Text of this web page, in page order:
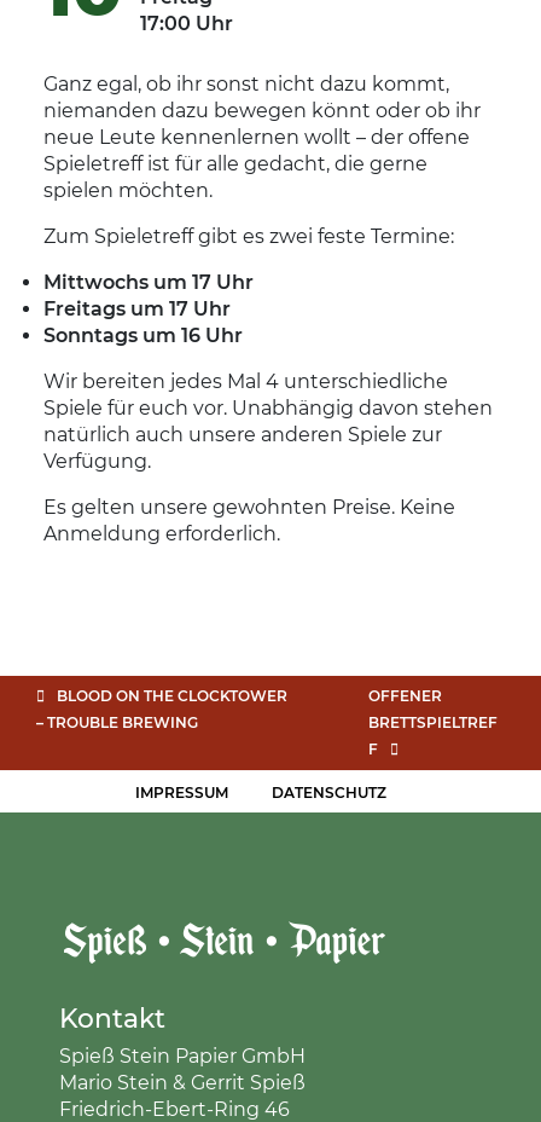
17:00 Uhr
Ganz egal, ob ihr sonst nicht dazu kommt,
niemanden dazu bewegen könnt oder ob ihr
neue Leute kennenlernen wollt – der offene
Spieletreff ist für alle gedacht, die gerne
spielen möchten.
Zum Spieletreff gibt es zwei feste Termine:
Mittwochs um 17 Uhr
Freitags um 17 Uhr
Sonntags um 16 Uhr
Wir bereiten jedes Mal 4 unterschiedliche
Spiele für euch vor. Unabhängig davon stehen
natürlich auch unsere anderen Spiele zur
Verfügung.
Es gelten unsere gewohnten Preise. Keine
Anmeldung erforderlich.
BLOOD ON THE CLOCKTOWER
– TROUBLE BREWING
OFFENER
BRETTSPIELTREF
F
IMPRESSUM DATENSCHUTZ
Kontakt
Spieß Stein Papier GmbH
Mario Stein & Gerrit Spieß
Friedrich-Ebert-Ring 46